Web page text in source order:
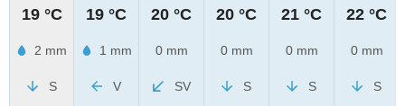
19 °C
2 mm
S
19 °C
1 mm
V
20 °C
0 mm
SV
20 °C
0 mm
S
21 °C
0 mm
S
22 °C
0 mm
S